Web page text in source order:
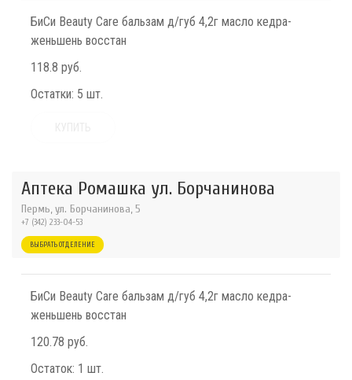
БиСи Beauty Care бальзам д/губ 4,2г масло кедра-
женьшень восстан
118.8 руб.
Остатки: 5 шт.
Аптека Ромашка ул. Борчанинова
Пермь, ул. Борчанинова, 5
+7 (342) 233-04-53
ВЫБРАТЬ ОТДЕЛЕНИЕ
БиСи Beauty Care бальзам д/губ 4,2г масло кедра-
женьшень восстан
120.78 руб.
Остаток: 1 шт.